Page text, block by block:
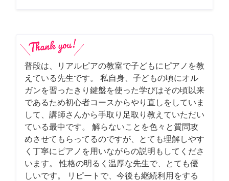
普段は、リアルピアの教室で子どもにピアノを教
えている先生です。 私自身、子どもの頃にオル
ガンを習ったきり鍵盤を使った学びはその頃以来
であるため初心者コースからやり直しをしていま
して、講師さんから手取り足取り教えていただい
ている最中です。 解らないことを色々と質問攻
めさせてもらってるのですが、とても理解しやす
く丁寧にピアノを用いながらの説明もしてくださ
います。 性格の明るく温厚な先生で、とても優
しいです。 リピートで、今後も継続利用をする